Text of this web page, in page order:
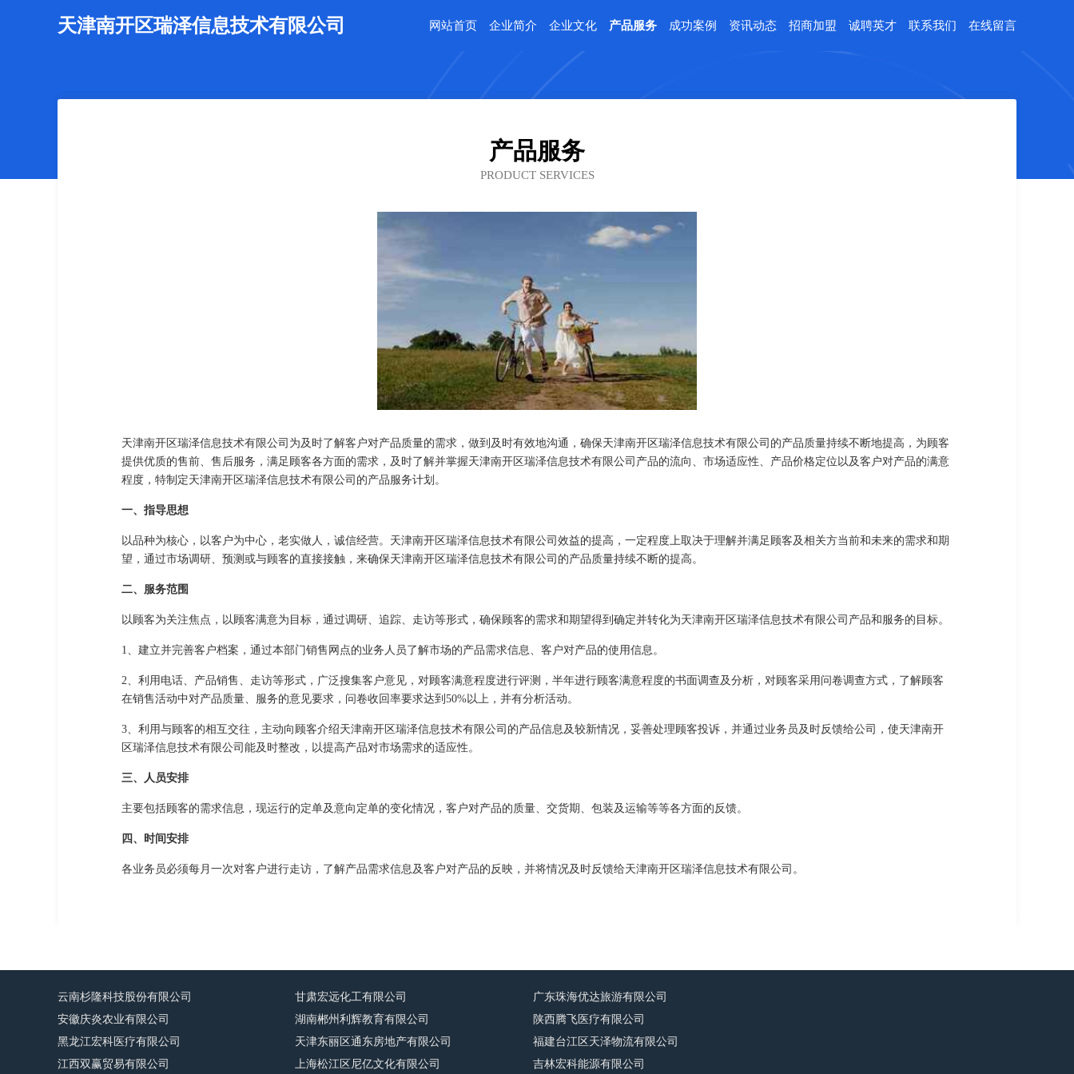
天津南开区瑞泽信息技术有限公司 网站首页 企业简介 企业文化 产品服务 成功案例 资讯动态 招商加盟 诚聘英才 联系我们 在线留言
产品服务
PRODUCT SERVICES
天津南开区瑞泽信息技术有限公司为及时了解客户对产品质量的需求，做到及时有效地沟通，确保天津南开区瑞泽信息技术有限公司的产品质量持续不断地提高，为顾客
提供优质的售前、售后服务，满足顾客各方面的需求，及时了解并掌握天津南开区瑞泽信息技术有限公司产品的流向、市场适应性、产品价格定位以及客户对产品的满意
程度，特制定天津南开区瑞泽信息技术有限公司的产品服务计划。
一、指导思想
以品种为核心，以客户为中心，老实做人，诚信经营。天津南开区瑞泽信息技术有限公司效益的提高，一定程度上取决于理解并满足顾客及相关方当前和未来的需求和期
望，通过市场调研、预测或与顾客的直接接触，来确保天津南开区瑞泽信息技术有限公司的产品质量持续不断的提高。
二、服务范围
以顾客为关注焦点，以顾客满意为目标，通过调研、追踪、走访等形式，确保顾客的需求和期望得到确定并转化为天津南开区瑞泽信息技术有限公司产品和服务的目标。
1、建立并完善客户档案，通过本部门销售网点的业务人员了解市场的产品需求信息、客户对产品的使用信息。
2、利用电话、产品销售、走访等形式，广泛搜集客户意见，对顾客满意程度进行评测，半年进行顾客满意程度的书面调查及分析，对顾客采用问卷调查方式，了解顾客
在销售活动中对产品质量、服务的意见要求，问卷收回率要求达到50%以上，并有分析活动。
3、利用与顾客的相互交往，主动向顾客介绍天津南开区瑞泽信息技术有限公司的产品信息及较新情况，妥善处理顾客投诉，并通过业务员及时反馈给公司，使天津南开
区瑞泽信息技术有限公司能及时整改，以提高产品对市场需求的适应性。
三、人员安排
主要包括顾客的需求信息，现运行的定单及意向定单的变化情况，客户对产品的质量、交货期、包装及运输等等各方面的反馈。
四、时间安排
各业务员必须每月一次对客户进行走访，了解产品需求信息及客户对产品的反映，并将情况及时反馈给天津南开区瑞泽信息技术有限公司。
云南杉隆科技股份有限公司 甘肃宏远化工有限公司
广东珠海优达旅游有限公司
安徽庆炎农业有限公司
湖南郴州利辉教育有限公司
陕西腾飞医疗有限公司
黑龙江宏科医疗有限公司
天津东丽区通东房地产有限公司
福建台江区天泽物流有限公司
江西双赢贸易有限公司
上海松江区尼亿文化有限公司 吉林宏科能源有限公司